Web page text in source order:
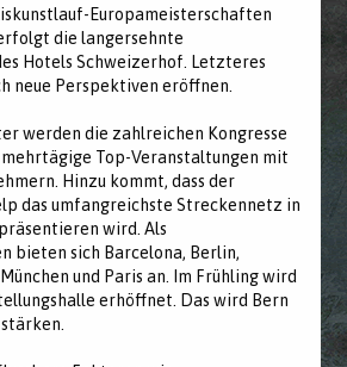
Europameisterschaften
die langersehnte
Hotels Schweizerhof. Letzteres
neue Perspektiven eröffnen.
werden die zahlreichen Kongresse
Top-Veranstaltungen mit
Hinzu kommt, dass der
das umfangreichste Streckennetz in
wird. Als
bieten sich Barcelona, Berlin,
und Paris an. Im Frühling wird
erhöffnet. Das wird Bern